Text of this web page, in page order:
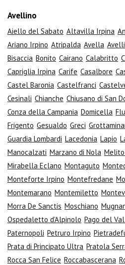
Avellino
Aiello del Sabato Altavilla Irpina
Ariano Irpino Atripalda Avella
Bisaccia Bonito Cairano Calabritto
Capriglia Irpina Carife Casalbore
Castel Baronia Castelfranci
Cesinali Chianche Chiusano di San
Conza della Campania Domicella
Frigento Gesualdo Greci
Guardia Lombardi Lacedonia Lapio
Manocalzati Marzano di Nola
Mirabella Eclano Montaguto
Monteforte Irpino Montefredane
Montemarano Montemiletto
Morra De Sanctis Moschiano
Ospedaletto d'Alpinolo Pago del
Paternopoli Petruro Irpino
Prata di Principato Ultra Pratola
Rocca San Felice Roccabascerana